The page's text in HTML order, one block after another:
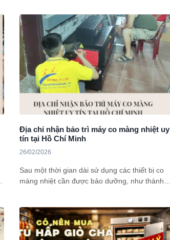
Không Dưới 3 Triệu? Model Bán Chạy” mà
nhiều người tiêu dùng đang phân vân hiện
nay.
Địa chỉ nhận bảo trì máy co màng nhiệt uy
tín tại Hồ Chí Minh
26/02/2026
Sau một thời gian dài sử dụng các thiết bị co
màng nhiệt cần được bảo dưỡng, như thành
sẻ chi tiết và đầy đủ cho bạn. Đừng bỏ lỡ!